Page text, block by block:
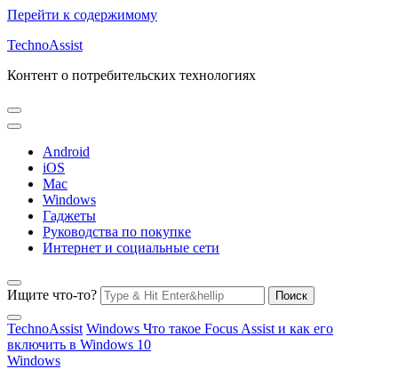
Перейти к содержимому
TechnoAssist
Контент о потребительских технологиях
Android
iOS
Mac
Windows
Гаджеты
Руководства по покупке
Интернет и социальные сети
Ищите что-то?
TechnoAssist Windows Что такое Focus Assist и как его
включить в Windows 10
Windows